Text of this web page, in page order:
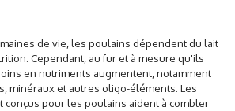
de vie, les poulains dépendent du lait
Cependant, au fur et à mesure qu'ils
en nutriments augmentent, notamment
minéraux et autres oligo-éléments. Les
conçus pour les poulains aident à combler